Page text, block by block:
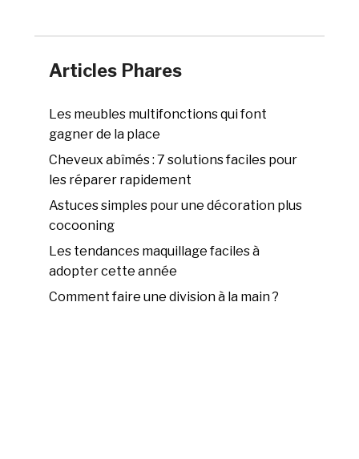
Articles Phares
Les meubles multifonctions qui font
gagner de la place
Cheveux abîmés : 7 solutions faciles pour
les réparer rapidement
Astuces simples pour une décoration plus
cocooning
Les tendances maquillage faciles à
adopter cette année
Comment faire une division à la main ?